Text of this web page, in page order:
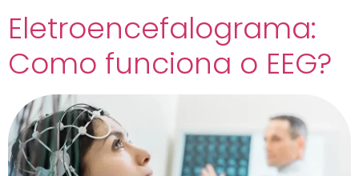
Eletroencefalograma:
Como funciona o EEG?